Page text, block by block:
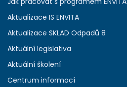
Aktualizace IS ENVITA
Aktualizace SKLAD Odpadů 8
Aktuální legislativa
Aktuální školení
Centrum informací